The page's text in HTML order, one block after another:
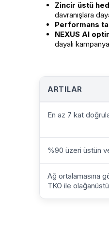
Zincir üstü
davranışlara
Performans
NEXUS AI
dayalı
ARTILAR
En az 7 kat
%90 üzeri üstün
Ağ ortalamasına
TKO ile